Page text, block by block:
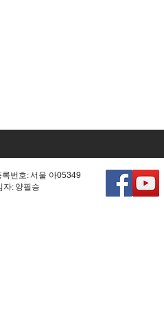
번호: 서울 아05349
: 양필승